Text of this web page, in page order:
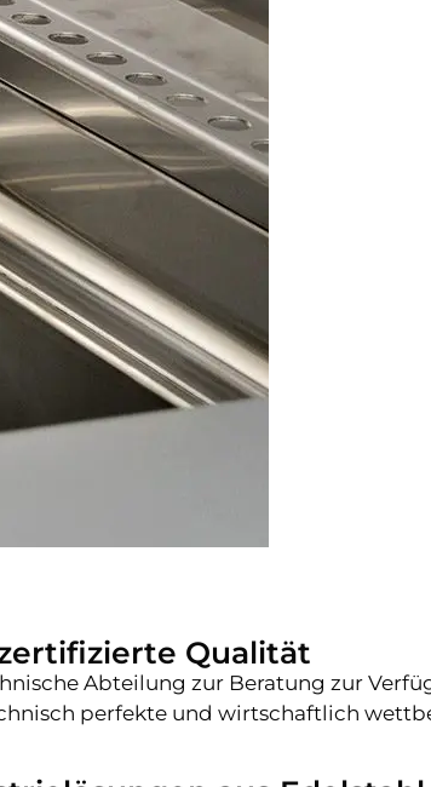
Qualität
Abteilung zur Beratung zur
perfekte und wirtschaftlich